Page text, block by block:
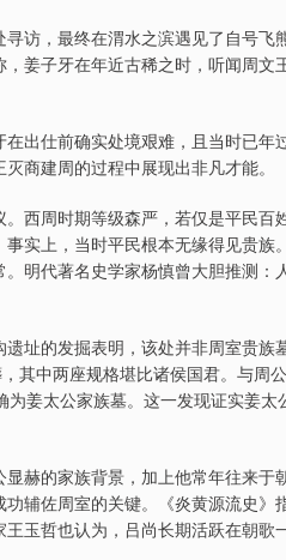
访，最终在渭水之滨遇见了自号飞
姜子牙在年近古稀之时，听闻周文
出仕前确实处境艰难，且当时已年
商建周的过程中展现出非凡才能。
西周时期等级森严，若仅是平民百
实上，当时平民根本无缘得见贵族
明代著名史学家杨慎曾大胆推测
址的发掘表明，该处并非周室贵族
其中两座规格堪比诸侯国君。与周
姜太公家族墓。这一发现证实姜
赫的家族背景，加上他常年往来于
辅佐周室的关键。《炎黄源流史》
玉哲也认为，吕尚长期活跃在朝歌